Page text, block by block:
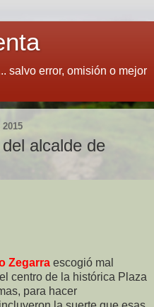
salvo error, omisión o mejor
2015
alcalde de
Zegarra escogió mal
centro de la histórica Plaza
para hacer